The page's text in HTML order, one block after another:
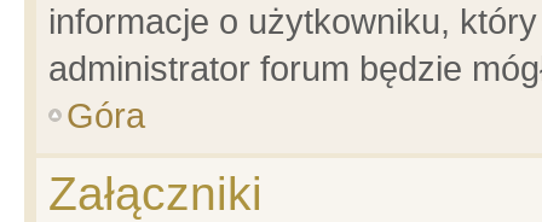
informacje o użytkowniku,
administrator forum będzie
Góra
Załączniki